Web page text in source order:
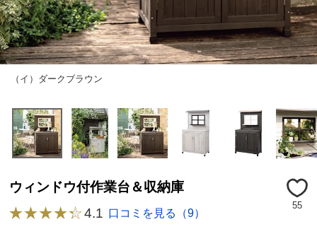
（イ）ダークブラウン
ウィンドウ付作業台＆収納庫
55
4.1 口コミを見る（9）